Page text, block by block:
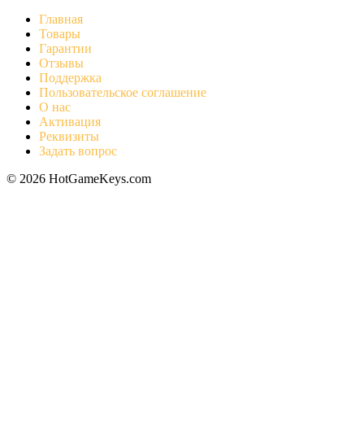
Главная
Товары
Гарантии
Отзывы
Поддержка
Пользовательское соглашение
О нас
Активация
Реквизиты
Задать вопрос
© 2026 HotGameKeys.com